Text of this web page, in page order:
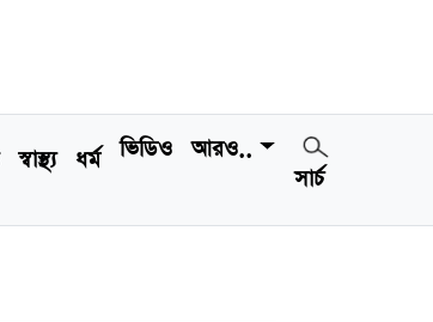
স্বাস্থ্য ধর্ম ভিডিও
আরও..
সার্চ